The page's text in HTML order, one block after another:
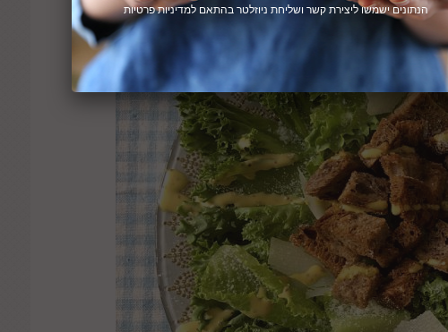
הנתונים ישמשו ליצירת קשר ושליחת ניוזלטר בהתאם למדיניות פרטיות